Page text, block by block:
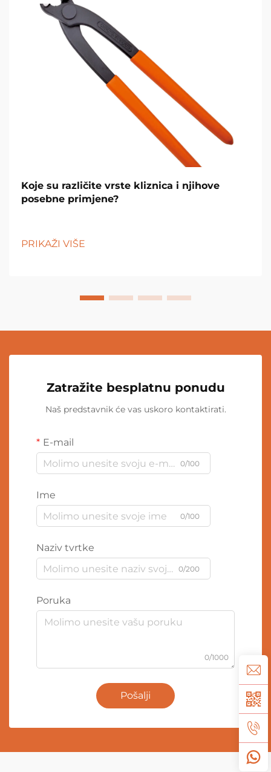
Koje su različite vrste kliznica i njihove
posebne primjene?
PRIKAŽI VIŠE
Zatražite besplatnu ponudu
Naš predstavnik će vas uskoro kontaktirati.
E-mail
0/100
Ime
0/100
Naziv tvrtke
0/200
Poruka
0/1000
Pošalji